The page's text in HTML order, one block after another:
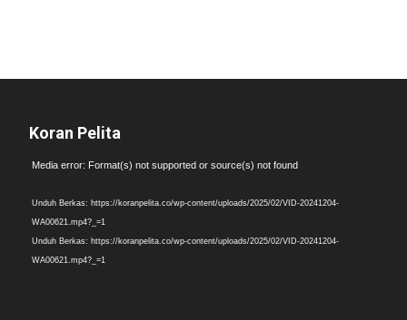
Koran Pelita
Pemutar
Media error: Format(s) not supported or source(s) not found
Unduh Berkas: https://koranpelita.co/wp-content/uploads/2025/02/VID-20241204-
WA00621.mp4?_=1
Unduh Berkas: https://koranpelita.co/wp-content/uploads/2025/02/VID-20241204-
WA00621.mp4?_=1